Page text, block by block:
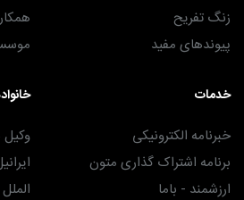
زنگ تفریح
پیوندهای مفید
خدمات
خبرنامه الکترونیکی
برنامه اشتراک گذاری متون
ارزشمند - باما